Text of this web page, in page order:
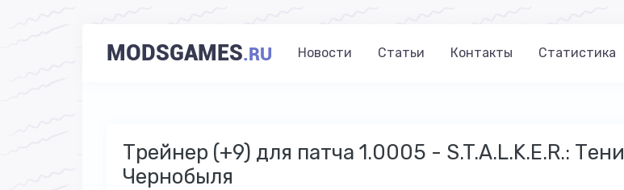
MODSGAMES.RU Новости Статьи Контакты Статистика
Трейнер (+9) для патча 1.0005 - S.T.A.L.K.E.R.: Тени
Чернобыля